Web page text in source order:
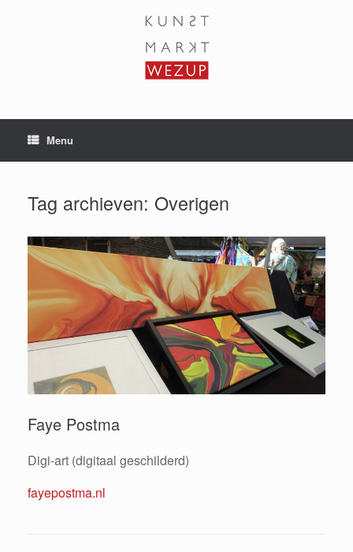
Menu
Tag archieven: Overigen
Faye Postma
Digi-art (digitaal geschilderd)
fayepostma.nl